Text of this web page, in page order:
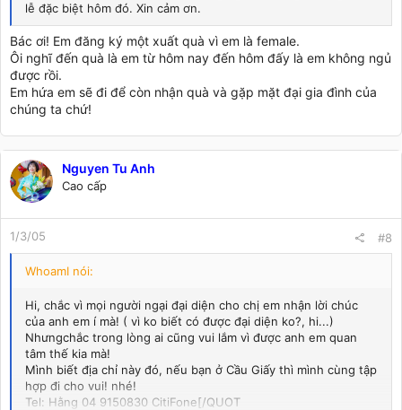
lễ đặc biệt hôm đó. Xin cảm ơn.
Bác ơi! Em đăng ký một xuất quà vì em là female.
Ôi nghĩ đến quà là em từ hôm nay đến hôm đấy là em không ngủ
được rồi.
Em hứa em sẽ đi để còn nhận quà và gặp mặt đại gia đình của
chúng ta chứ!
Nguyen Tu Anh
Cao cấp
1/3/05 #8
WhoamI nói:
Hi, chắc vì mọi người ngại đại diện cho chị em nhận lời chúc
của anh em í mà! ( vì ko biết có được đại diện ko?, hi...)
Nhưngchắc trong lòng ai cũng vui lắm vì được anh em quan
tâm thế kia mà!
Mình biết địa chỉ này đó, nếu bạn ở Cầu Giấy thì mình cùng tập
hợp đi cho vui! nhé!
Tel: Hằng 04 9150830 CitiFone[/QUOT